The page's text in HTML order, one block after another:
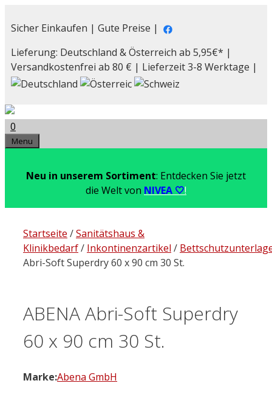
Inhalt
Sicher Einkaufen | Gute Preise |
Lieferung: Deutschland & Österreich ab 5,95€* |
Versandkostenfrei ab 80 € | Lieferzeit 3-8 Werktage |
0
Menu
Neu in unserem Sortiment: Entdecken Sie jetzt
die Welt von NIVEA 🤍!
Startseite /Sanitätshaus &
Klinikbedarf/ Inkontinenzartikel /
Abri-Soft Superdry 60 x 90 cm 30 St.
ABENA Abri-Soft Superdry
60 x 90 cm 30 St.
Marke:Abena GmbH